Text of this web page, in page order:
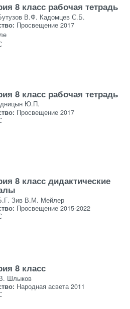
8 класс рабочая тетрадь
В.Ф. Кадомцев С.Б.
Просвещение 2017
8 класс рабочая тетрадь
Ю.П.
Просвещение 2017
8 класс дидактические
Зив В.М. Мейлер
Просвещение 2015-2022
8 класс
Шлыков
Народная асвета 2011